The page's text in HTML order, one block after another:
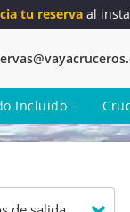
tu reserva al
Incluido